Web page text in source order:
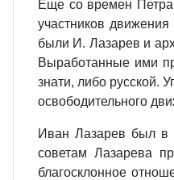
Еще со времен Петра
участников
были И. Лазарев и
Выработанные ими
знати, либо русской.
освободительного
Иван Лазарев был в
советам Лазарева
благосклонное